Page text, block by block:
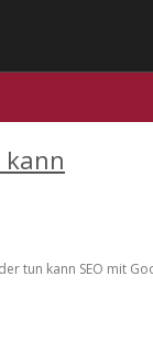
kann
tun kann SEO